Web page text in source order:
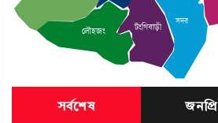
টংগিবাড়ী
সদর
লৌহজং
সর্বশেষ